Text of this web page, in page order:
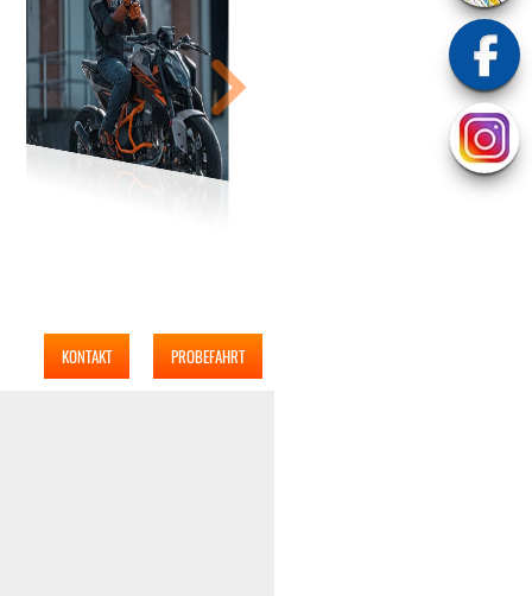
PROBEFAHRT
KONTAKT